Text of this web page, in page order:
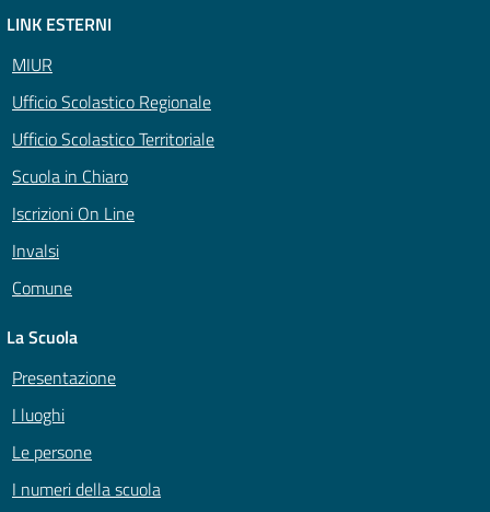
LINK ESTERNI
MIUR
Ufficio Scolastico Regionale
Ufficio Scolastico Territoriale
Scuola in Chiaro
Iscrizioni On Line
Invalsi
Comune
La Scuola
Presentazione
I luoghi
Le persone
I numeri della scuola